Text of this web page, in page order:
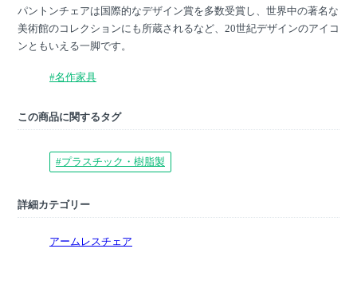
パントンチェアは国際的なデザイン賞を多数受賞し、世界中の著名な
美術館のコレクションにも所蔵されるなど、20世紀デザインのアイコ
ンともいえる一脚です。
#名作家具
この商品に関するタグ
#プラスチック・樹脂製
詳細カテゴリー
アームレスチェア